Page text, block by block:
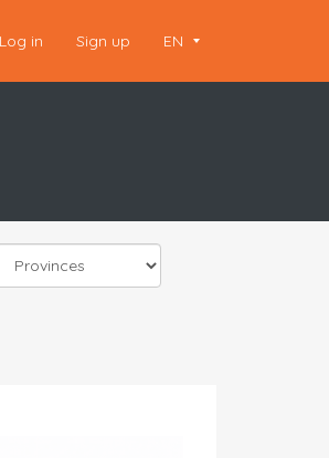
Log in Sign up EN